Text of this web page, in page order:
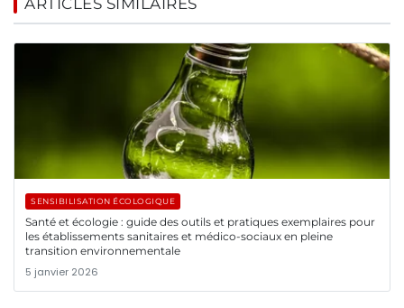
ARTICLES SIMILAIRES
SENSIBILISATION ÉCOLOGIQUE
Santé et écologie : guide des outils et pratiques exemplaires pour
les établissements sanitaires et médico-sociaux en pleine
transition environnementale
5 janvier 2026